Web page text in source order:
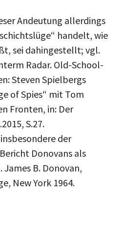
Andeutung allerdings
handelt, wie
sei dahingestellt; vgl.
Radar. Old-School-
Steven Spielbergs
of Spies“ mit Tom
Fronten, in: Der
S.27.
der
Donovans als
B. Donovan,
New York 1964.